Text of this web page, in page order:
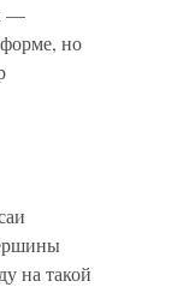
—
но
на такой